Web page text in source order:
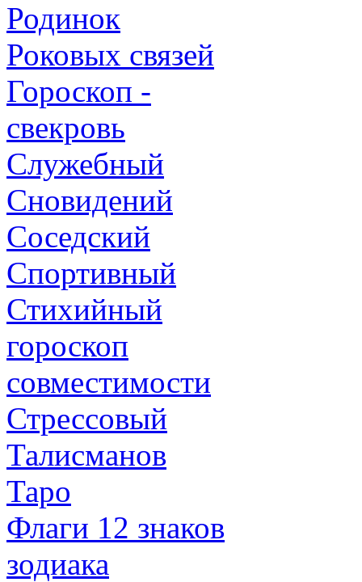
Родинок
Роковых связей
Гороскоп -
свекровь
Служебный
Сновидений
Соседский
Спортивный
Стихийный
гороскоп
совместимости
Стрессовый
Талисманов
Таро
Флаги 12 знаков
зодиака